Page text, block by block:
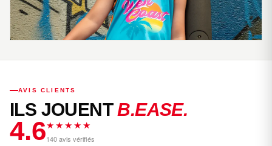
AVIS CLIENTS
ILS JOUENTB.EASE.
4.6★★★★★
140 avis vérifiés